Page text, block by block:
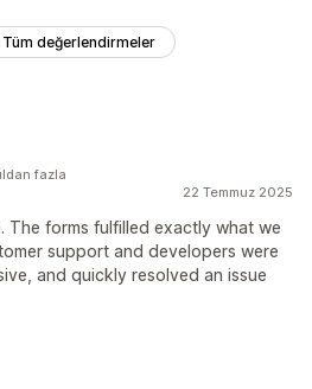
Tüm değerlendirmeler
22 Temmuz 2025
The forms fulfilled exactly what we
support and developers were
and quickly resolved an issue
fazla